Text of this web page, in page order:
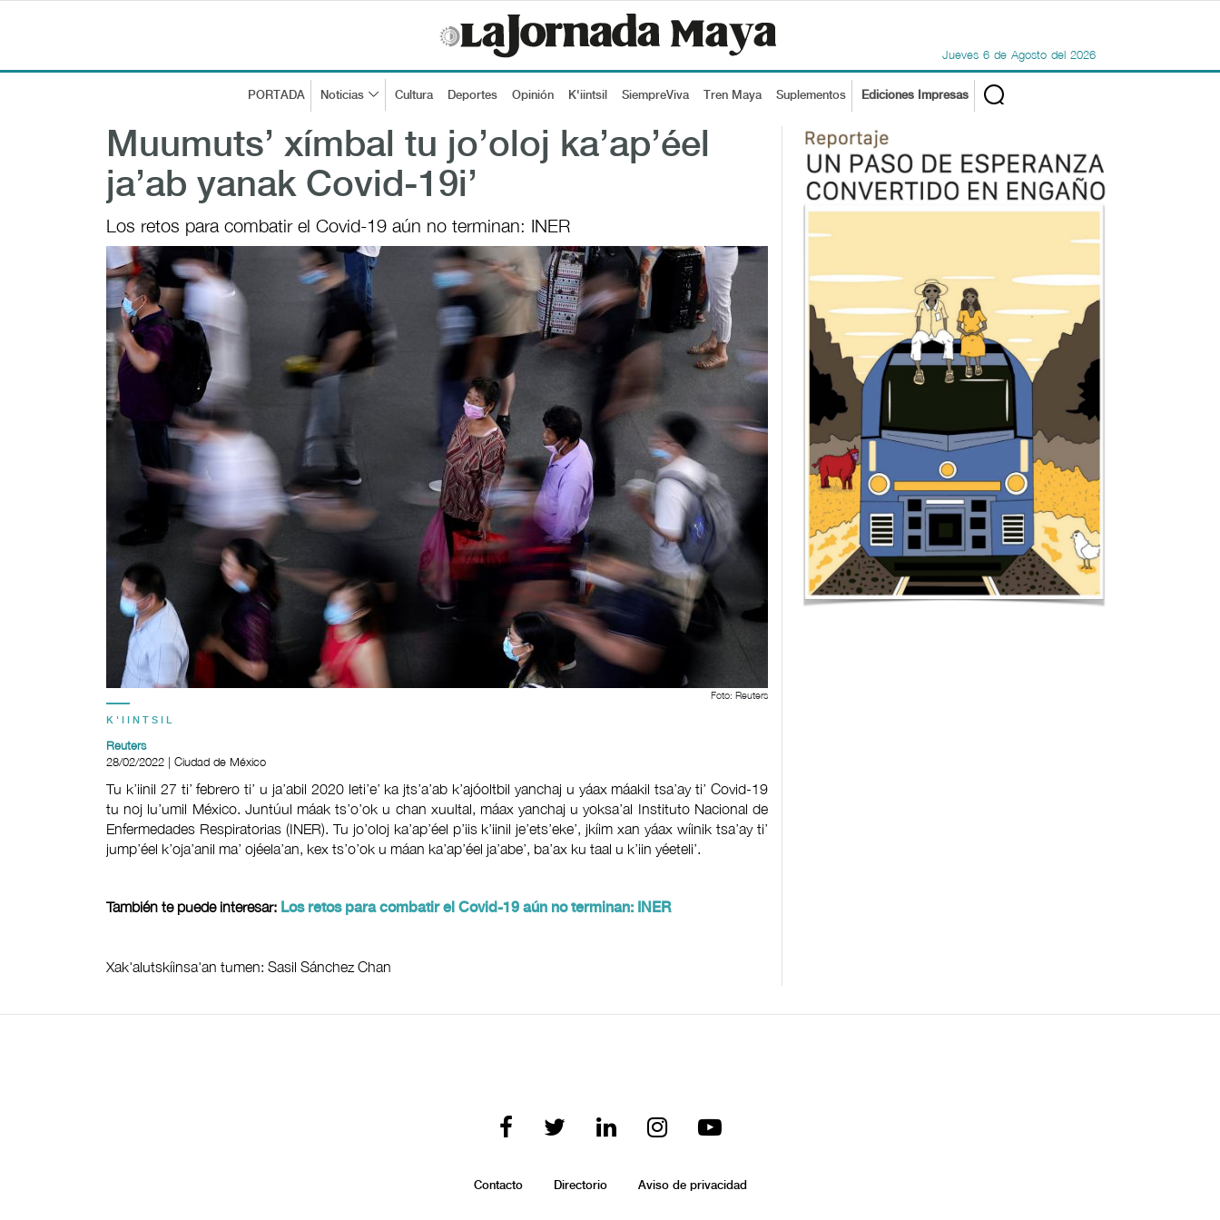
Jueves 6 de Agosto del 2026
PORTADA Noticias Cultura Deportes Opinión K'iintsil SiempreViva Tren Maya Suplementos Ediciones Impresas
Muumuts’ xímbal tu jo’oloj ka’ap’éel
ja’ab yanak Covid-19i’
Los retos para combatir el Covid-19 aún no terminan: INER
Foto: Reuters
K'IINTSIL
Reuters
28/02/2022 | Ciudad de México
Tu k’iinil 27 ti’ febrero ti’ u ja’abil 2020 leti’e’ ka jts’a’ab k’ajóoltbil yanchaj u yáax máakil tsa’ay ti’ Covid-19
tu noj lu’umil México. Juntúul máak ts’o’ok u chan xuultal, máax yanchaj u yoksa’al Instituto Nacional de
Enfermedades Respiratorias (INER). Tu jo’oloj ka’ap’éel p’iis k’iinil je’ets’eke’, jkíim xan yáax wíinik tsa’ay ti’
jump’éel k’oja’anil ma’ ojéela’an, kex ts’o’ok u máan ka’ap’éel ja’abe’, ba’ax ku taal u k’iin yéeteli’.
También te puede interesar: Los retos para combatir el Covid-19 aún no terminan: INER
Xak'alutskíinsa'an tumen: Sasil Sánchez Chan
Contacto Directorio Aviso de privacidad